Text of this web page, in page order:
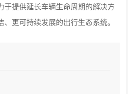
于提供延长车辆生命周期的解决方
更可持续发展的出行生态系统。